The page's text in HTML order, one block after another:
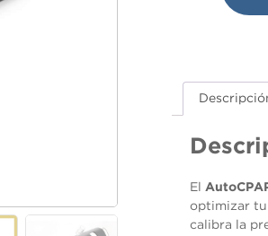
El
optimizar tu
calibra la